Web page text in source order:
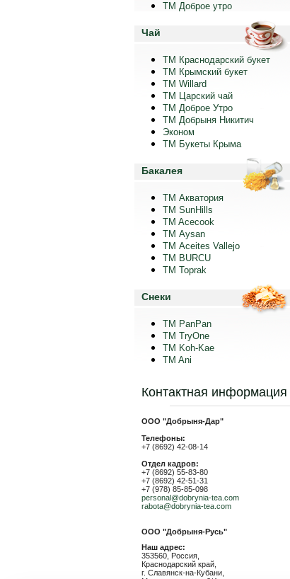
ТМ Доброе утро
Чай
ТМ Краснодарский букет
ТМ Крымский букет
ТМ Willard
ТМ Царский чай
ТМ Доброе Утро
ТМ Добрыня Никитич
Эконом
ТМ Букеты Крыма
Бакалея
ТМ Акватория
ТМ SunHills
TM Acecook
ТМ Aysan
ТМ Aceites Vallejo
TM BURCU
TM Toprak
Снеки
TM PanPan
ТМ TryOne
ТМ Koh-Kae
TM Ani
Контактная информация
ООО "Добрыня-Дар"
Телефоны:
+7 (8692) 42-08-14
Отдел кадров:
+7 (8692) 55-83-80
+7 (8692) 42-51-31
+7 (978) 85-85-098
personal@dobrynia-tea.com
rabota@dobrynia-tea.com
ООО "Добрыня-Русь"
Наш адрес:
353560, Россия,
Краснодарский край,
г. Славянск-на-Кубани,